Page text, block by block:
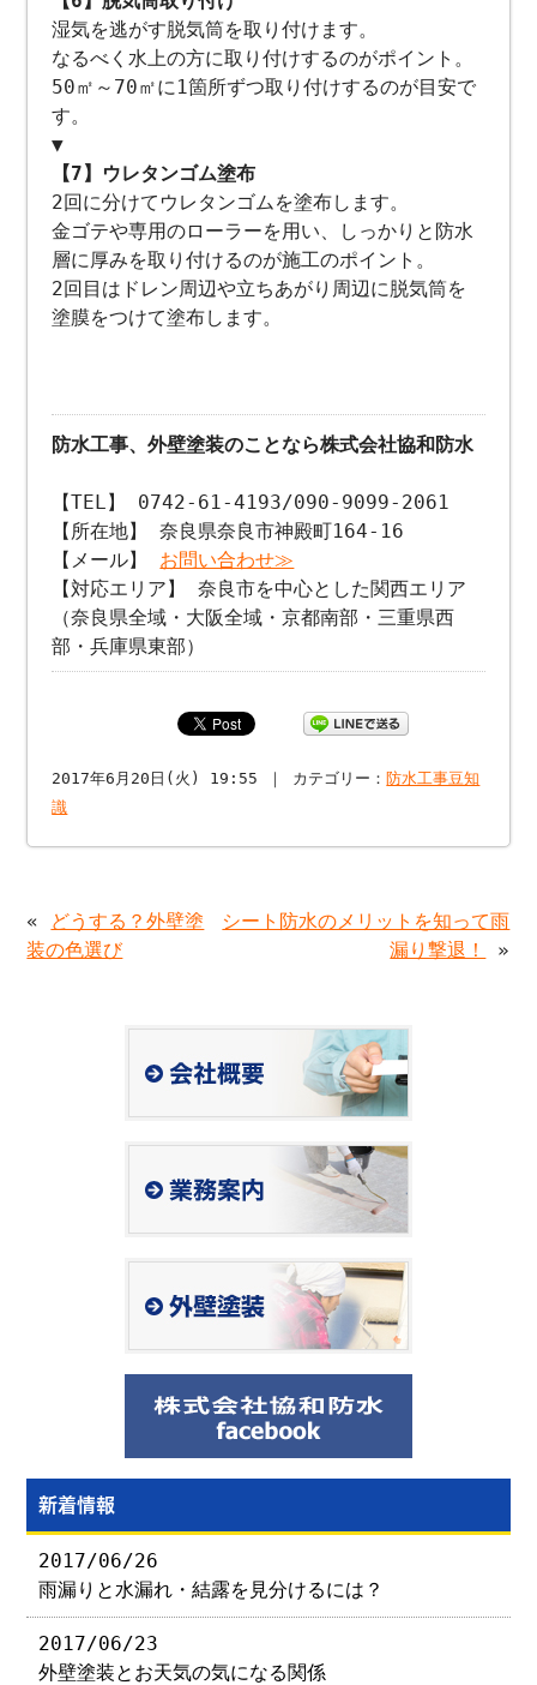
湿気を逃がす脱気筒を取り付けます。
なるべく水上の方に取り付けするのがポイント。
50㎡～70㎡に1箇所ずつ取り付けするのが目安で
す。
▼
【7】ウレタンゴム塗布
2回に分けてウレタンゴムを塗布します。
金ゴテや専用のローラーを用い、しっかりと防水
層に厚みを取り付けるのが施工のポイント。
2回目はドレン周辺や立ちあがり周辺に脱気筒を
塗膜をつけて塗布します。
防水工事、外壁塗装のことなら株式会社協和防水
【TEL】 0742-61-4193/090-9099-2061
【所在地】 奈良県奈良市神殿町164-16
【メール】 お問い合わせ≫
【対応エリア】 奈良市を中心とした関西エリア
（奈良県全域・大阪全域・京都南部・三重県西
部・兵庫県東部）
2017年6月20日(火) 19:55 ｜ カテゴリー： 防水工事豆知
識
« どうする？外壁塗
装の色選び
シート防水のメリットを知って雨
漏り撃退！
»
新着情報
2017/06/26
雨漏りと水漏れ・結露を見分けるには？
2017/06/23
外壁塗装とお天気の気になる関係